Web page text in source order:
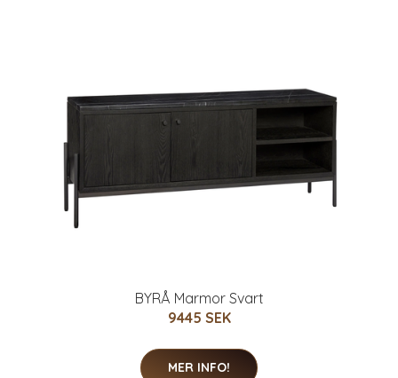
BYRÅ Marmor Svart
9445 SEK
MER INFO!